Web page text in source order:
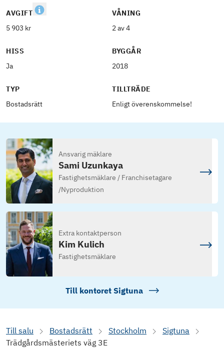
AVGIFT
5 903 kr
VÅNING
2 av 4
HISS
Ja
BYGGÅR
2018
TYP
Bostadsrätt
TILLTRÄDE
Enligt överenskommelse!
Ansvarig mäklare
Sami Uzunkaya
Fastighetsmäklare / Franchisetagare
/Nyproduktion
Extra kontaktperson
Kim Kulich
Fastighetsmäklare
Till kontoret Sigtuna
Till salu Bostadsrätt Stockholm
Sigtuna
Trädgårdsmästeriets väg 3E